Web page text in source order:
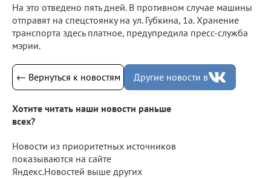
На это отведено пять дней. В противном случае машины
отправят на спецстоянку на ул. Губкина, 1а. Хранение
транспорта здесь платное, предупредила пресс-служба
мэрии.
← Вернуться к новостям Другие новости в
Хотите читать наши новости раньше
всех?
Новости из приоритетных источников
показываются на сайте
Яндекс.Новостей выше других